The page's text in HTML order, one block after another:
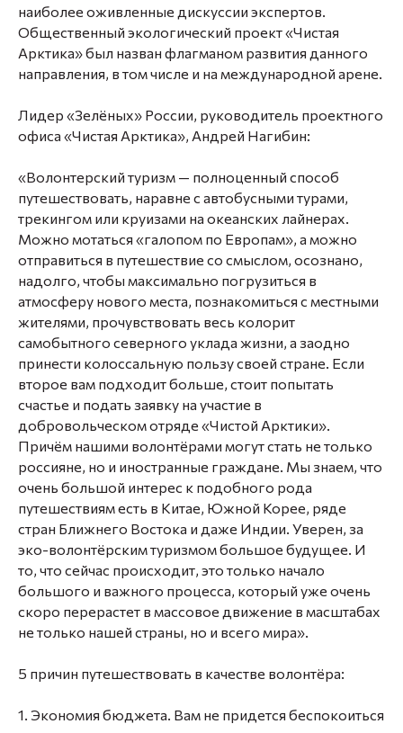
наиболее оживленные дискуссии экспертов.
Общественный экологический проект «Чистая
Арктика» был назван флагманом развития данного
направления, в том числе и на международной арене.
Лидер «Зелёных» России, руководитель проектного
офиса «Чистая Арктика», Андрей Нагибин:
«Волонтерский туризм — полноценный способ
путешествовать, наравне с автобусными турами,
трекингом или круизами на океанских лайнерах.
Можно мотаться «галопом по Европам», а можно
отправиться в путешествие со смыслом, осознано,
надолго, чтобы максимально погрузиться в
атмосферу нового места, познакомиться с местными
жителями, прочувствовать весь колорит
самобытного северного уклада жизни, а заодно
принести колоссальную пользу своей стране. Если
второе вам подходит больше, стоит попытать
счастье и подать заявку на участие в
добровольческом отряде «Чистой Арктики».
Причём нашими волонтёрами могут стать не только
россияне, но и иностранные граждане. Мы знаем, что
очень большой интерес к подобного рода
путешествиям есть в Китае, Южной Корее, ряде
стран Ближнего Востока и даже Индии. Уверен, за
эко-волонтёрским туризмом большое будущее. И
то, что сейчас происходит, это только начало
большого и важного процесса, который уже очень
скоро перерастет в массовое движение в масштабах
не только нашей страны, но и всего мира».
5 причин путешествовать в качестве волонтёра:
1. Экономия бюджета. Вам не придется беспокоиться